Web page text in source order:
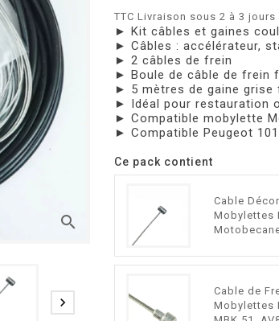
search

TTC Livraison sous 2 à 3 jours
► Kit câbles et gaines
► Câbles : accélérateur,
► 2 câbles de frein
► Boule de câble de frein
► 5 mètres de gaine grise
► Idéal pour restauration
► Compatible mobylette
► Compatible Peugeot
Ce pack contient
Cable
Mobylettes
Cable de
Mobylettes